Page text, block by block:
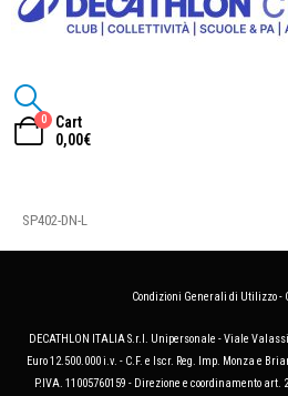
0
Cart
0,00€
SP402-DN-L
Condizioni Generali di Utilizzo-
DECATHLON ITALIA S.r.l. Unipersonale - Viale
Euro 12.500.000 i.v. - C.F. e Iscr. Reg. Imp. Monza e
P.IVA. 11005760159 - Direzione e coordinamento art.